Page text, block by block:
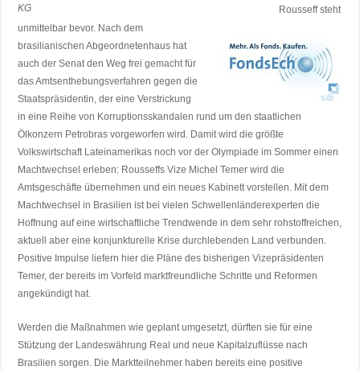
KG
Rousseff steht
unmittelbar bevor. Nach dem
brasilianischen Abgeordnetenhaus hat
auch der Senat den Weg frei gemacht für
das Amtsenthebungsverfahren gegen die
Staatspräsidentin, der eine Verstrickung
in eine Reihe von Korruptionsskandalen rund um den staatlichen
Ölkonzern Petrobras vorgeworfen wird. Damit wird die größte
Volkswirtschaft Lateinamerikas noch vor der Olympiade im Sommer einen
Machtwechsel erleben: Rousseffs Vize Michel Temer wird die
Amtsgeschäfte übernehmen und ein neues Kabinett vorstellen. Mit dem
Machtwechsel in Brasilien ist bei vielen Schwellenländerexperten die
Hoffnung auf eine wirtschaftliche Trendwende in dem sehr rohstoffreichen,
aktuell aber eine konjunkturelle Krise durchlebenden Land verbunden.
Positive Impulse liefern hier die Pläne des bisherigen Vizepräsidenten
Temer, der bereits im Vorfeld marktfreundliche Schritte und Reformen
angekündigt hat.
Werden die Maßnahmen wie geplant umgesetzt, dürften sie für eine
Stützung der Landeswährung Real und neue Kapitalzuflüsse nach
Brasilien sorgen. Die Marktteilnehmer haben bereits eine positive